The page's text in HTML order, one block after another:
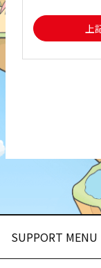
上
SUPPORT MENU